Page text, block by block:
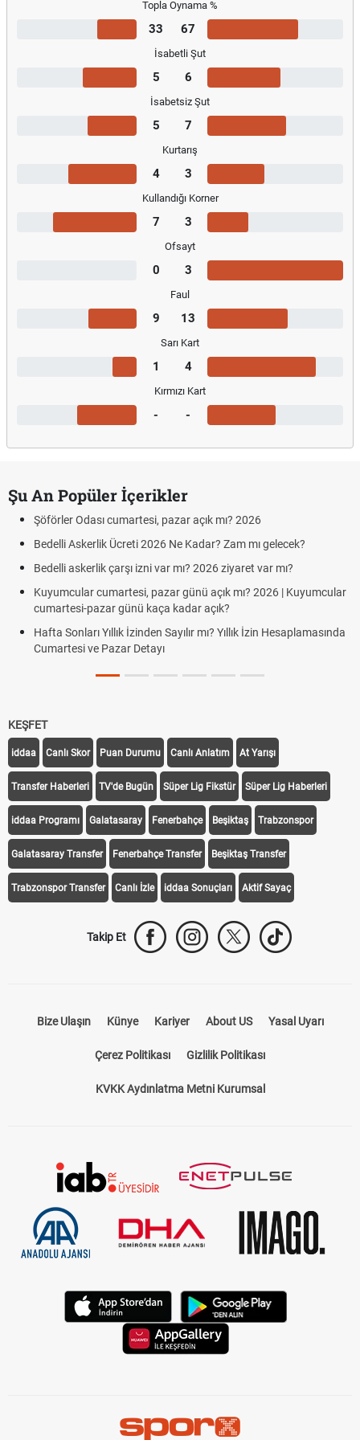
Topla Oynama %
33 67
İsabetli Şut
5 6
İsabetsiz Şut
5 7
Kurtarış
4 3
Kullandığı Korner
7 3
Ofsayt
0 3
Faul
9 13
Sarı Kart
1 4
Kırmızı Kart
- -
Şu An Popüler İçerikler
Şöförler Odası cumartesi, pazar açık mı? 2026
Bedelli Askerlik Ücreti 2026 Ne Kadar? Zam mı gelecek?
Bedelli askerlik çarşı izni var mı? 2026 ziyaret var mı?
Kuyumcular cumartesi, pazar günü açık mı? 2026 | Kuyumcular
cumartesi-pazar günü kaça kadar açık?
Hafta Sonları Yıllık İzinden Sayılır mı? Yıllık İzin Hesaplamasında
Cumartesi ve Pazar Detayı
KEŞFET
iddaa Canlı Skor Puan Durumu Canlı Anlatım At Yarışı
Transfer Haberleri TV'de Bugün Süper Lig Fikstür Süper Lig Haberleri
iddaa Programı Galatasaray Fenerbahçe Beşiktaş Trabzonspor
Galatasaray Transfer Fenerbahçe Transfer Beşiktaş Transfer
Trabzonspor Transfer Canlı İzle iddaa Sonuçları Aktif Sayaç
Takip Et
Bize Ulaşın Künye Kariyer About US Yasal Uyarı
Çerez Politikası Gizlilik Politikası
KVKK Aydınlatma Metni Kurumsal